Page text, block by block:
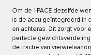
Om de I-PACE dezelfde
is de accu geïntegreerd in
en achteras. Dit zorgt voor
perfecte
de tractie van